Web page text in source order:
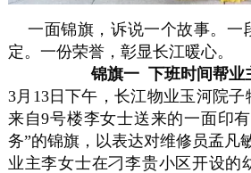
一面锦旗，诉说一个故事。一
定。一份荣誉，彰显长江暖心。
锦旗一 下班时间帮业
3月13日下午，长江物业玉河院
来自9号楼李女士送来的一面印
务”的锦旗，以表达对维修员孟凡
业主李女士在刁李贵小区开设的